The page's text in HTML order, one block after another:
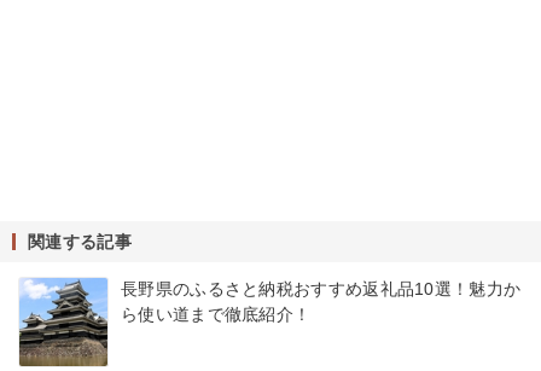
関連する記事
長野県のふるさと納税おすすめ返礼品10選！魅力か
ら使い道まで徹底紹介！